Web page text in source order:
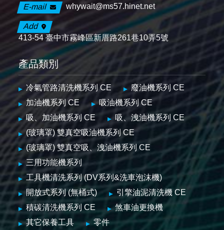
E-mail whywait@ms57.hinet.net
Add
413-54 臺中市霧峰區新厝路261巷10弄5號
產品類別
冷氣管路清洗機系列 CE
廢油機系列 CE
加油機系列 CE
吸油機系列 CE
吸、加油機系列 CE
吸、洩油機系列 CE
(玻璃罩) 雙真空吸油機系列 CE
(玻璃罩) 雙真空吸、洩油機系列 CE
三用功能機系列
工具機清洗系列 (DV系列&洗車泡沫機)
開放式系列 (無桶式)
引擎油泥清洗機 CE
積碳清洗機系列 CE
煞車油更換機
其它保養工具
零件